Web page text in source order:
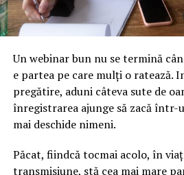
Un webinar bun nu se termină
e partea pe care mulți o ratează.
pregătire, aduni câteva sute de
înregistrarea ajunge să zacă
mai deschide nimeni.
Păcat, fiindcă tocmai acolo, în
transmisiune, stă cea mai mare